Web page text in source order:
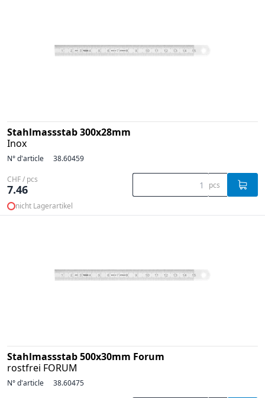
Stahlmassstab 300x28mm
Inox
N° d'article 38.60459
CHF / pcs
7.46 pcs
nicht Lagerartikel
Stahlmassstab 500x30mm Forum
rostfrei FORUM
N° d'article 38.60475